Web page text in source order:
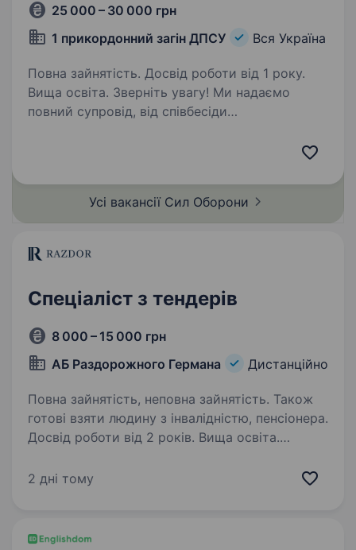
25 000 – 30 000 грн
1 прикордонний загін ДПСУ
Вся Україна
Повна зайнятість. Досвід роботи від 1 року.
Вища освіта. Зверніть увагу! Ми надаємо
повний супровід, від співбесіди
до прибуття у частину. Переведення чинних
ПОСАДА НЕ ПЕРЕДБАЧАЄ УЧАСТЬ
У БОЙОВИХ…Усі вакансії Сил Оборони
Спеціаліст з тендерів
8 000 – 15 000 грн
АБ Раздорожного Германа
Дистанційно
Повна зайнятість, неповна зайнятість. Також
готові взяти людину з інвалідністю, пенсіонера.
Досвід роботи від 2 років. Вища освіта.
закупівель зі сторони замовника та зі сторони
змін. Досвід складення тендерних…
2 дні тому